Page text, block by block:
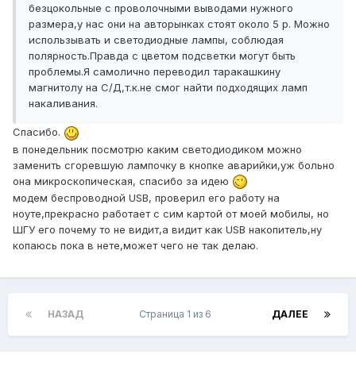
безцокольные с проволочными выводами нужного
размера,у нас они на авторынках стоят около 5 р. Можно
использывать и светодиодные лампы, соблюдая
полярность.Правда с цветом подсветки могут быть
проблемы.Я самолично переводил таракашкину
магнитолу на С/Д,т.к.не смог найти подходящих ламп
накаливания.
Спасибо.
в понедельник посмотрю каким светодиодиком можно
заменить сгоревшую лампочку в кнопке аварийки,уж больно
она микроскопическая, спасибо за идею
модем беспроводной USB, проверил его работу на
ноуте,прекрасно работает с сим картой от моей мобилы, но
ШГУ его почему то не видит,а видит как USB накопитель,ну
копаюсь пока в нете,может чего не так делаю.
НАЗАД ДАЛЕЕ
Страница 1 из 6